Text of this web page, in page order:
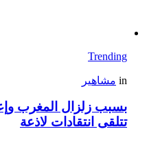
Trending
in مشاهير
بسبب زلزال المغرب
تتلقى انتقادات لاذعة